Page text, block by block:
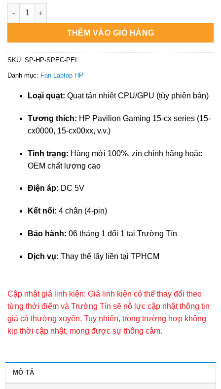
Fan Laptop HP Spectre x360 15t-df000, 15t-df100 số lượng
THÊM VÀO GIỎ HÀNG
SKU: SP-HP-SPEC-PEI
Danh mục: Fan Laptop HP
Loại quạt: Quạt tản nhiệt CPU/GPU (tùy phiên bản)
Tương thích: HP Pavilion Gaming 15-cx series (15-
cx0000, 15-cx00xx, v.v.)
Tình trạng: Hàng mới 100%, zin chính hãng hoặc
OEM chất lượng cao
Điện áp: DC 5V
Kết nối: 4 chân (4-pin)
Bảo hành: 06 tháng 1 đổi 1 tại Trường Tín
Dịch vụ: Thay thế lấy liền tại TPHCM
Cập nhật giá linh kiện: Giá linh kiện có thể thay đổi theo
từng thời điểm và Trường Tín sẽ nỗ lực cập nhật thông tin
giá cả thường xuyên. Tuy nhiên, trong trường hợp không
kịp thời cập nhật, mong được sự thông cảm.
MÔ TẢ